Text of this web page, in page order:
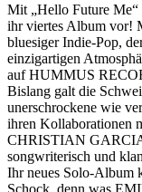
Mit „Hello Future
ihr viertes Album vor!
bluesiger Indie-Pop,
einzigartigen
auf HUMMUS
Bislang galt die
unerschrockene wie
ihren
CHRISTIAN
songwriterisch und
Ihr neues Solo-Album
Schock, denn was